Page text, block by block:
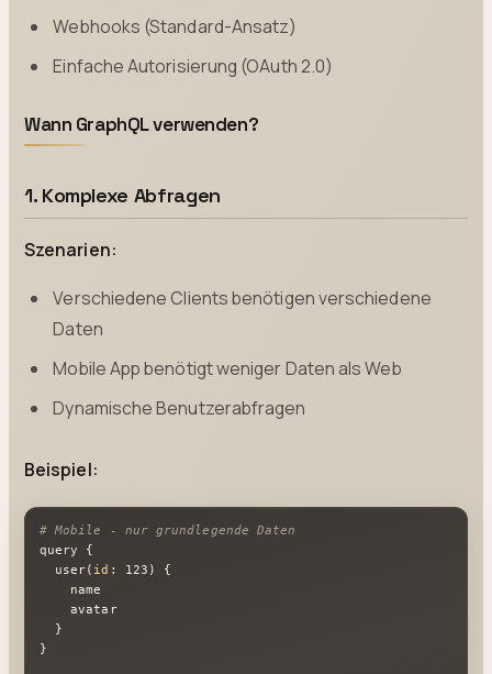
Webhooks (Standard-Ansatz)
Einfache Autorisierung (OAuth 2.0)
Wann GraphQL verwenden?
1. Komplexe Abfragen
Szenarien:
Verschiedene Clients benötigen verschiedene
Daten
Mobile App benötigt weniger Daten als Web
Dynamische Benutzerabfragen
Beispiel:
# Mobile - nur grundlegende Daten
query {
  user(
id : 123) {
    name
    avatar
  }
}